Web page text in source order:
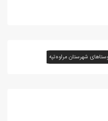
شهرستان مراوه‌تپه